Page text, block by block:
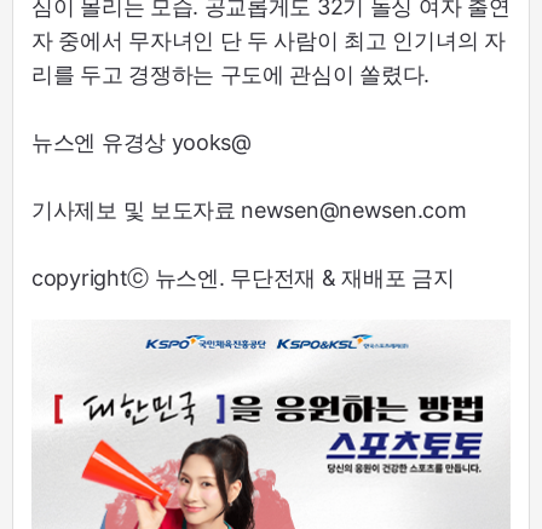
심이 몰리는 모습. 공교롭게도 32기 돌싱 여자 출연
자 중에서 무자녀인 단 두 사람이 최고 인기녀의 자
리를 두고 경쟁하는 구도에 관심이 쏠렸다.
뉴스엔 유경상 yooks@
기사제보 및 보도자료 newsen@newsen.com
copyrightⓒ 뉴스엔. 무단전재 & 재배포 금지